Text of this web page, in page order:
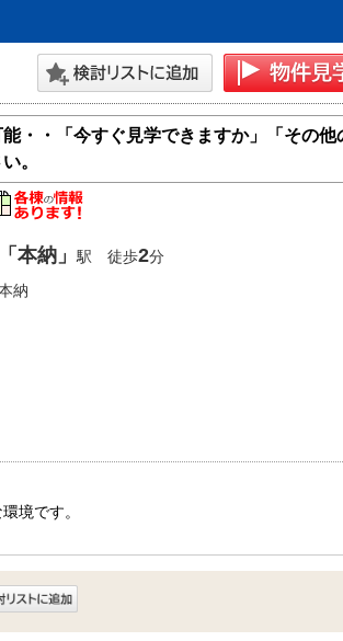
能・・「今すぐ見学できますか」「その
。
「本納」 駅 徒歩2分
納
境です。
ています。
お問い合わせ下さい。